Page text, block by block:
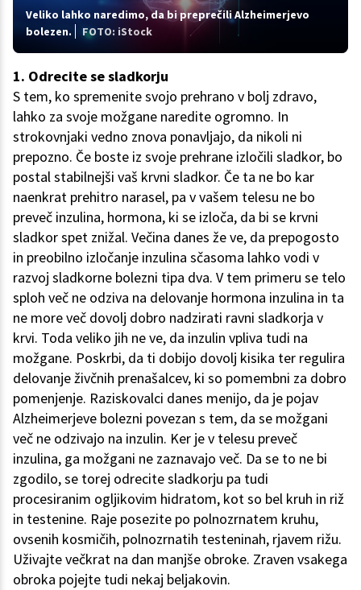
Veliko lahko naredimo, da bi preprečili Alzheimerjevo
bolezen.
FOTO: iStock
1. Odrecite se sladkorju
S tem, ko spremenite svojo prehrano v bolj zdravo,
lahko za svoje možgane naredite ogromno. In
strokovnjaki vedno znova ponavljajo, da nikoli ni
prepozno. Če boste iz svoje prehrane izločili sladkor, bo
postal stabilnejši vaš krvni sladkor. Če ta ne bo kar
naenkrat prehitro narasel, pa v vašem telesu ne bo
preveč inzulina, hormona, ki se izloča, da bi se krvni
sladkor spet znižal. Večina danes že ve, da prepogosto
in preobilno izločanje inzulina sčasoma lahko vodi v
razvoj sladkorne bolezni tipa dva. V tem primeru se telo
sploh več ne odziva na delovanje hormona inzulina in ta
ne more več dovolj dobro nadzirati ravni sladkorja v
krvi. Toda veliko jih ne ve, da inzulin vpliva tudi na
možgane. Poskrbi, da ti dobijo dovolj kisika ter regulira
delovanje živčnih prenašalcev, ki so pomembni za dobro
pomenjenje. Raziskovalci danes menijo, da je pojav
Alzheimerjeve bolezni povezan s tem, da se možgani
več ne odzivajo na inzulin. Ker je v telesu preveč
inzulina, ga možgani ne zaznavajo več. Da se to ne bi
zgodilo, se torej odrecite sladkorju pa tudi
procesiranim ogljikovim hidratom, kot so bel kruh in riž
in testenine. Raje posezite po polnozrnatem kruhu,
ovsenih kosmičih, polnozrnatih testeninah, rjavem rižu.
Uživajte večkrat na dan manjše obroke. Zraven vsakega
obroka pojejte tudi nekaj beljakovin.